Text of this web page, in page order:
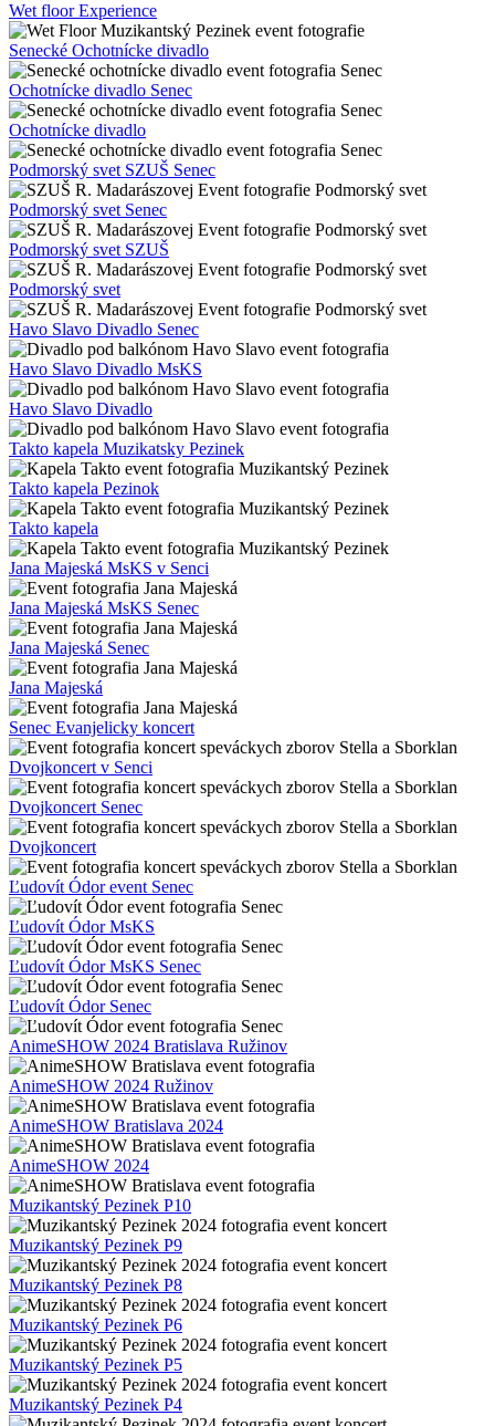
Wet floor Experience
Senecké Ochotnícke divadlo
Ochotnícke divadlo Senec
Ochotnícke divadlo
Podmorský svet SZUŠ Senec
Podmorský svet Senec
Podmorský svet SZUŠ
Podmorský svet
Havo Slavo Divadlo Senec
Havo Slavo Divadlo MsKS
Havo Slavo Divadlo
Takto kapela Muzikatsky Pezinek
Takto kapela Pezinok
Takto kapela
Jana Majeská MsKS v Senci
Jana Majeská MsKS Senec
Jana Majeská Senec
Jana Majeská
Senec Evanjelicky koncert
Dvojkoncert v Senci
Dvojkoncert Senec
Dvojkoncert
Ľudovít Ódor event Senec
Ľudovít Ódor MsKS
Ľudovít Ódor MsKS Senec
Ľudovít Ódor Senec
AnimeSHOW 2024 Bratislava Ružinov
AnimeSHOW 2024 Ružinov
AnimeSHOW Bratislava 2024
AnimeSHOW 2024
Muzikantský Pezinek P10
Muzikantský Pezinek P9
Muzikantský Pezinek P8
Muzikantský Pezinek P6
Muzikantský Pezinek P5
Muzikantský Pezinek P4